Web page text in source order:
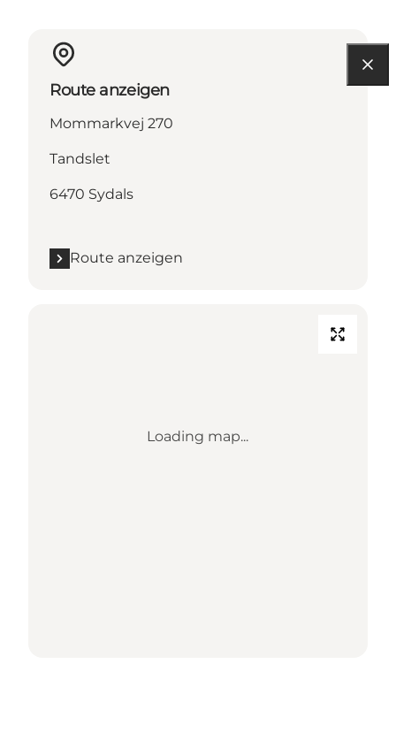
Route anzeigen
Mommarkvej 270
Tandslet
6470 Sydals
Route anzeigen
Loading map...